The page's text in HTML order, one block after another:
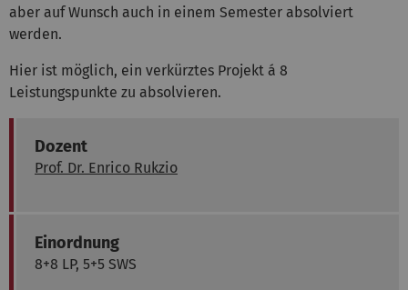
aber auf Wunsch auch in einem Semester absolviert
werden.
Hier ist möglich, ein verkürztes Projekt á 8
Leistungspunkte zu absolvieren.
Dozent
Prof. Dr. Enrico Rukzio
Einordnung
8+8 LP, 5+5 SWS